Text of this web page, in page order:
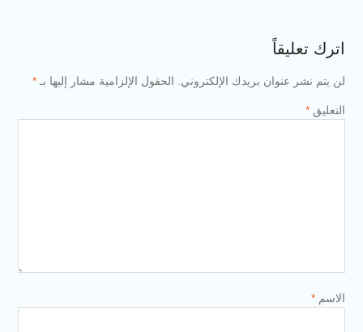
اترك تعليقاً
لن يتم نشر عنوان بريدك الإلكتروني. الحقول الإلزامية مشار إليها بـ *
التعليق *
الاسم *